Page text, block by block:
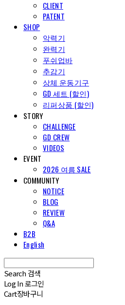
CLIENT
PATENT
SHOP
악력기
완력기
푸쉬업바
추감기
상체 운동기구
GD 세트 (할인)
리퍼상품 (할인)
STORY
CHALLENGE
GD CREW
VIDEOS
EVENT
2026 여름 SALE
COMMUNITY
NOTICE
BLOG
REVIEW
Q&A
B2B
English
Search 검색
Log In로그인
Cart장바구니